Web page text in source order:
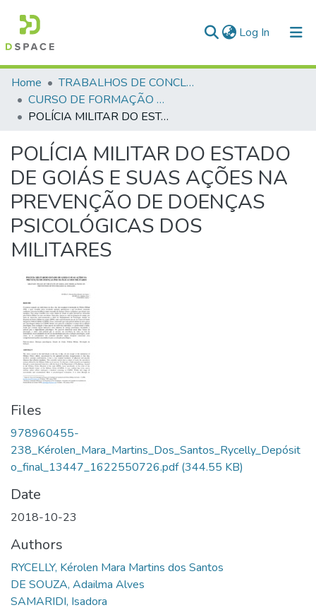
Log In (current)
Communities & Collections
All of DSpace
Home
TRABALHOS DE CONCLUSÃO DE CURSO - CFP (CURSO DE FORMAÇÃO DE PRAÇAS)
CURSO DE FORMAÇÃO DE PRAÇAS - CFP - 2018
POLÍCIA MILITAR DO ESTADO DE GOIÁS E SUAS AÇÕES NA PREVENÇÃO DE DOENÇAS PSICOLÓGICAS DOS MILITARES
POLÍCIA MILITAR DO ESTADO
DE GOIÁS E SUAS AÇÕES NA
PREVENÇÃO DE DOENÇAS
PSICOLÓGICAS DOS
MILITARES
Files
978960455-
238_Kérolen_Mara_Martins_Dos_Santos_Rycelly_Depósit
o_final_13447_1622550726.pdf(344.55 KB)
Date
2018-10-23
Authors
RYCELLY, Kérolen Mara Martins dos Santos
DE SOUZA, Adailma Alves
SAMARIDI, Isadora